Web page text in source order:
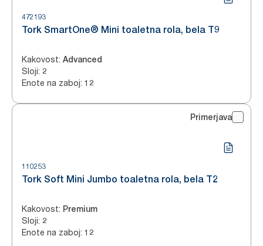
472193
Tork SmartOne® Mini toaletna rola, bela T9
Kakovost: Advanced
Sloji: 2
Enote na zaboj: 12
Primerjava
110253
Tork Soft Mini Jumbo toaletna rola, bela T2
Kakovost: Premium
Sloji: 2
Enote na zaboj: 12